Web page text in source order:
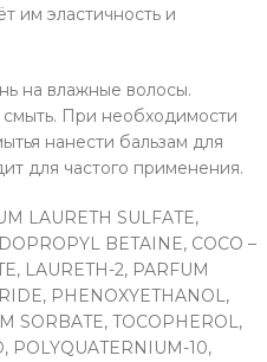
им эластичность и
на влажные волосы.
смыть. При необходимости
нанести бальзам для
для частого применения.
LAURETH SULFATE,
BETAINE, COCO –
LAURETH-2, PARFUM
PHENOXYETHANOL,
SORBATE, TOCOPHEROL,
POLYQUATERNIUM-10,